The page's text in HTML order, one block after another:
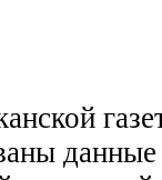
данные